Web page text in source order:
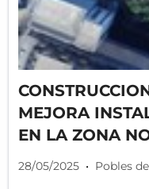
MEJORA
EN LA ZONA
28/05/2025 • Pobles